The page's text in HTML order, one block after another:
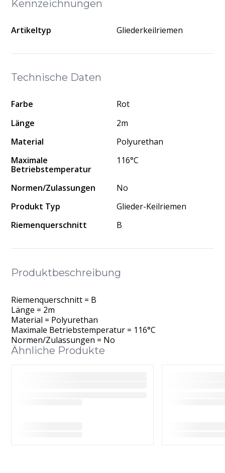
Technische Daten
Farbe
Rot
Länge
2m
Material
Polyurethan
Maximale
Betriebstemperatur
116°C
Normen/Zulassungen
No
Produkt Typ
Glieder-Keilriemen
Riemenquerschnitt
B
Produktbeschreibung
Riemenquerschnitt = B
Länge = 2m
Material = Polyurethan
Maximale Betriebstemperatur = 116°C
Normen/Zulassungen = No
Kennzeichnungen
Artikeltyp Gliederkeilriemen
Ähnliche Produkte